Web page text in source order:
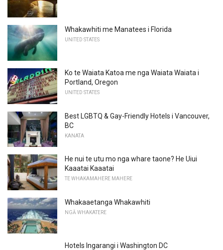
Whakawhiti me Manatees i Florida
UNITED STATES
Ko te Waiata Katoa me nga Waiata Waiata i
Portland, Oregon
UNITED STATES
Best LGBTQ & Gay-Friendly Hotels i Vancouver,
BC
KANATA
He nui te utu mo nga whare taone? He Uiui
Kaaatai ​​Kaaatai
TE WHAKAMAHERE MAHERE
Whakaaetanga Whakawhiti
NGĀ WHAKATERE
Hotels Ingarangi i Washington DC